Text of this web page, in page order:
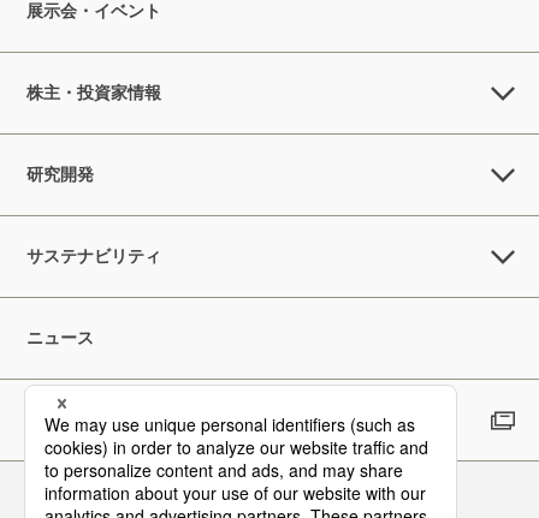
展示会・イベント
株主・投資家情報
研究開発
サステナビリティ
ニュース
採用情報